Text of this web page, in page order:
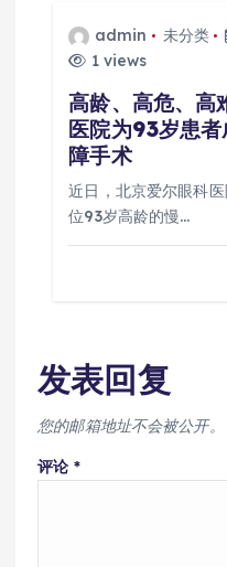
admin 未分类
1 views
高龄、高危、
医院为93岁患
障手术
近日，北京爱尔眼科
位93岁高龄的慢…
发表回复
您的邮箱地址不会被公开。
评论 *